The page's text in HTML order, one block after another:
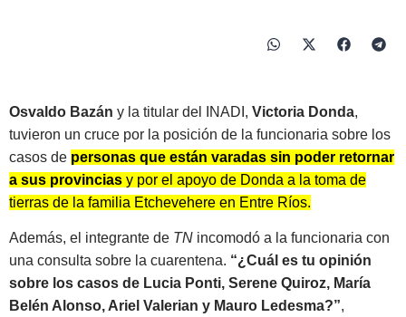
Osvaldo Bazán y la titular del INADI, Victoria Donda,
tuvieron un cruce por la posición de la funcionaria sobre los
casos de personas que están varadas sin poder retornar
a sus provincias y por el apoyo de Donda a la toma de
tierras de la familia Etchevehere en Entre Ríos.
Además, el integrante de TN incomodó a la funcionaria con
una consulta sobre la cuarentena. “¿Cuál es tu opinión
sobre los casos de Lucia Ponti, Serene Quiroz, María
Belén Alonso, Ariel Valerian y Mauro Ledesma?”,